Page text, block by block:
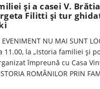
și a casei V.
Filitti și tur
NU MAI SUNT
11.00, la „Istoria familiei și
împreună cu Casa
ROMÂNILOR PRIN